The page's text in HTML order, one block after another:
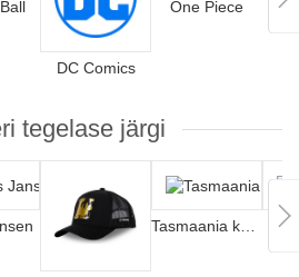
DC Comics
One Piece
tegelase järgi
Tasmaania kurat